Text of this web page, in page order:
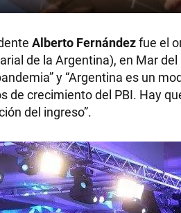
Alberto Fernándezfue el
de la Argentina), en Mar
y “Argentina es un
de crecimiento del PBI. Hay
del ingreso”.